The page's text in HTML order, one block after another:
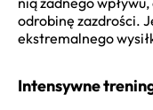
odrobinę zazdrości.
ekstremalnego
Intensywne